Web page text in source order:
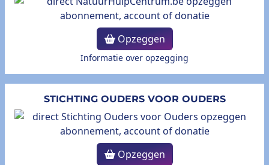
Opzeggen
Informatie over opzegging
STICHTING OUDERS VOOR OUDERS
Opzeggen